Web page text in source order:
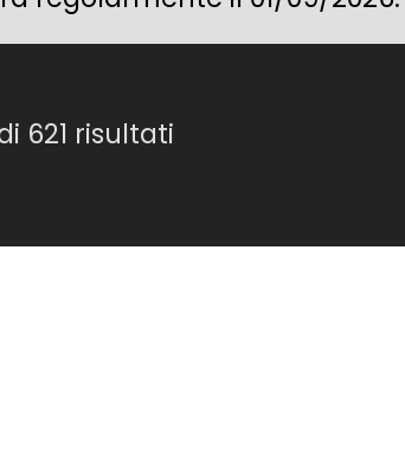
621 risultati